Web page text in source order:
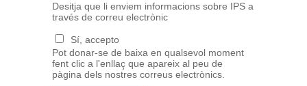
Desitja que li enviem informacions sobre IPS a
través de correu electrònic
Sí, accepto
Pot donar-se de baixa en qualsevol moment
fent clic a l'enllaç que apareix al peu de
pàgina dels nostres correus electrònics.